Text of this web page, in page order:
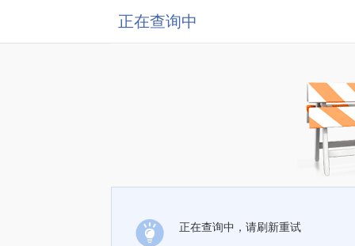
正在查询中
正在查询中，请刷新重试